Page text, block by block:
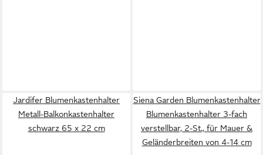
Jardifer Blumenkastenhalter
Metall-Balkonkastenhalter
schwarz 65 x 22 cm
Siena Garden Blumenkastenhalter
Blumenkastenhalter 3-fach
verstellbar, 2-St., für Mauer &
Geländerbreiten von 4-14 cm